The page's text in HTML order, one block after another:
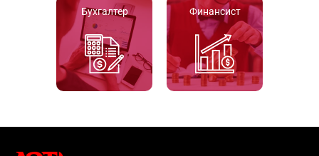
Бухгалтер Финансист